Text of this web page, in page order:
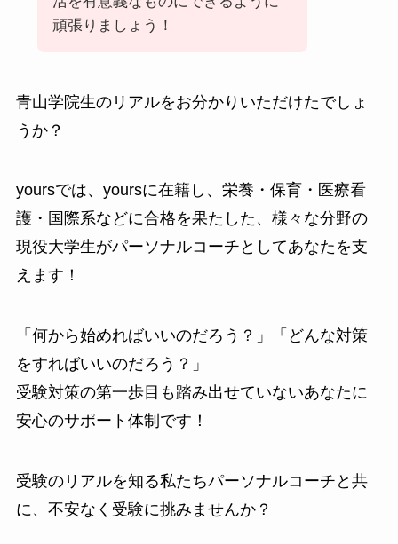
頑張りましょう！
青山学院生のリアルをお分かりいただけたでしょ
うか？
yoursでは、yoursに在籍し、栄養・保育・医療看
護・国際系などに合格を果たした、様々な分野の
現役大学生がパーソナルコーチとしてあなたを支
えます！
「何から始めればいいのだろう？」「どんな対策
をすればいいのだろう？」
受験対策の第一歩目も踏み出せていないあなたに
安心のサポート体制です！
受験のリアルを知る私たちパーソナルコーチと共
に、不安なく受験に挑みませんか？